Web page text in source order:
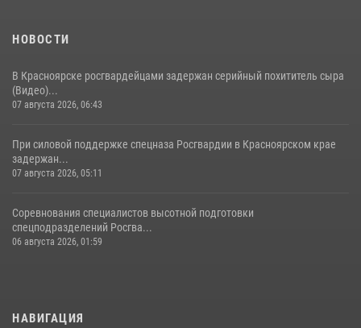
НОВОСТИ
В Красноярске росгвардейцами задержан серийный похититель сыра
(Видео)...
07 августа 2026, 06:43
При силовой поддержке спецназа Росгвардии в Красноярском крае
задержан...
07 августа 2026, 05:11
Соревнования специалистов высотной подготовки
спецподразделений Росгва...
06 августа 2026, 01:59
НАВИГАЦИЯ